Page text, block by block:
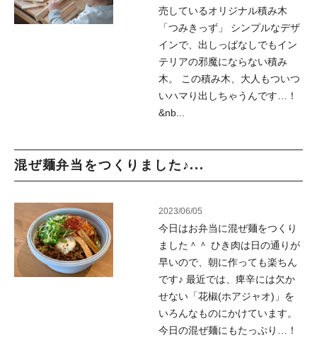
売しているオリジナル積み木
「つみきっず」 シンプルなデザ
インで、出しっぱなしでもイン
テリアの邪魔にならない積み
木。 この積み木、大人もついつ
いハマり出しちゃうんです…！
&nb...
混ぜ麺弁当をつくりました♪...
2023/06/05
今日はお弁当に混ぜ麺をつくり
ました＾＾ ひき肉は日の通りが
早いので、朝に作っても楽ちん
です♪ 最近では、痺辛には欠か
せない「花椒(ホアジャオ)」を
いろんなものにかけています。
今日の混ぜ麺にもたっぷり…！